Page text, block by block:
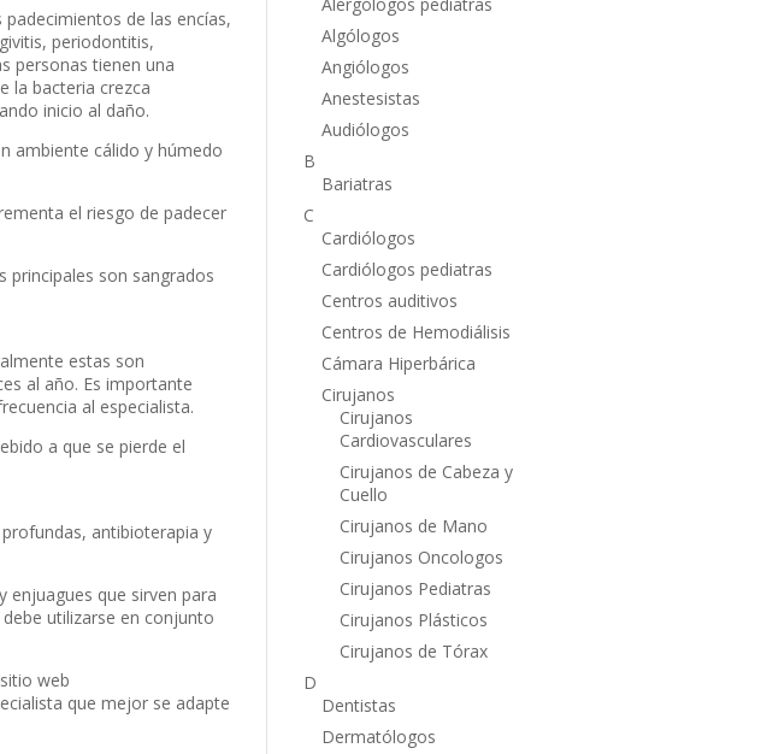
de las encías,
periodontitis,
personas tienen una
la bacteria crezca
inicio al daño.
ambiente cálido y húmedo
el riesgo de padecer
principales son sangrados
estas son
al año. Es importante
al especialista.
a que se pierde el
antibioterapia y
enjuagues que sirven para
utilizarse en conjunto
web
que mejor se adapte
Algólogos
Angiólogos
Anestesistas
Audiólogos
B
Bariatras
C
Cardiólogos
Cardiólogos pediatras
Centros auditivos
Centros de Hemodiálisis
Cámara Hiperbárica
Cirujanos
Cirujanos
Cardiovasculares
Cirujanos de Cabeza y
Cuello
Cirujanos de Mano
Cirujanos Oncologos
Cirujanos Pediatras
Cirujanos Plásticos
Cirujanos de Tórax
D
Dentistas
Dermatólogos